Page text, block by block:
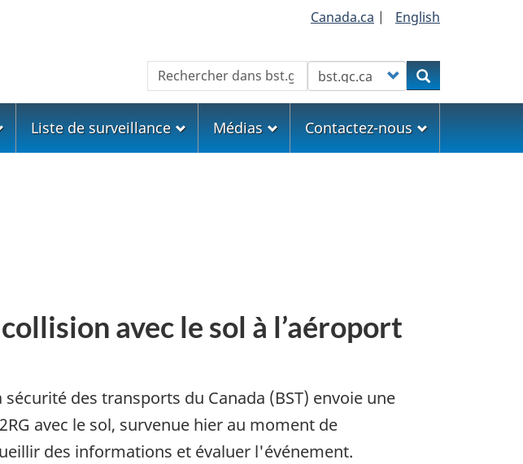
Canada.ca | English
Rechercher Customize your searchRechercher
Liste de surveillance Médias Contactez-nous
avec le sol à l’aéroport
sécurité des transports du Canada (BST) envoie une
avec le sol, survenue hier au moment de
des informations et évaluer l'événement.